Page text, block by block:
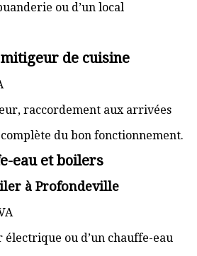
ou d’un local
de cuisine
raccordement aux arrivées
du bon fonctionnement.
eau et boilers
à Profondeville
ou d’un chauffe-eau